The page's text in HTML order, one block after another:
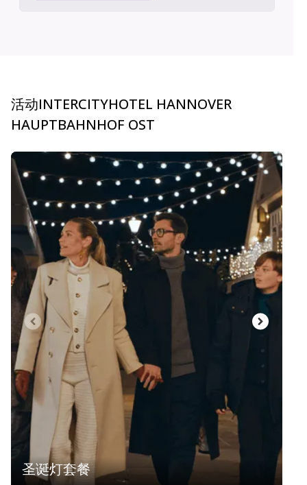
活动INTERCITYHOTEL HANNOVER
HAUPTBAHNHOF OST
carousel.aria_current_slide
圣诞灯套餐